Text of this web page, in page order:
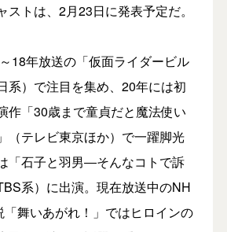
ストは、2月23日に発表予定だ。
18年放送の「仮面ライダービル
系）で注目を集め、20年には初
作「30歳まで童貞だと魔法使い
（テレビ東京ほか）で一躍脚光
「石子と羽男―そんなコトで訴
系）に出演。現在放送中のNH
舞いあがれ！」ではヒロインの